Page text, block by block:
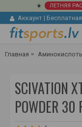
☀️ ЛЕТНЯЯ
Аккаунт |
Главная
SCIVATION
POWDER 30